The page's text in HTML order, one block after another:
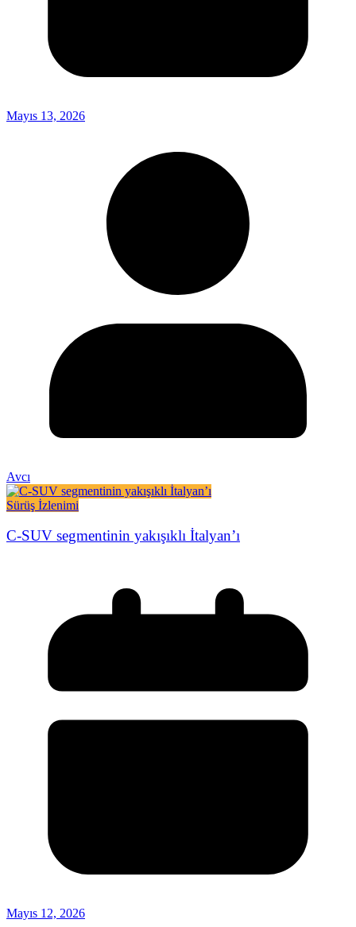
Mayıs 13, 2026
Avcı
Sürüş İzlenimi
C-SUV segmentinin yakışıklı İtalyan’ı
Mayıs 12, 2026